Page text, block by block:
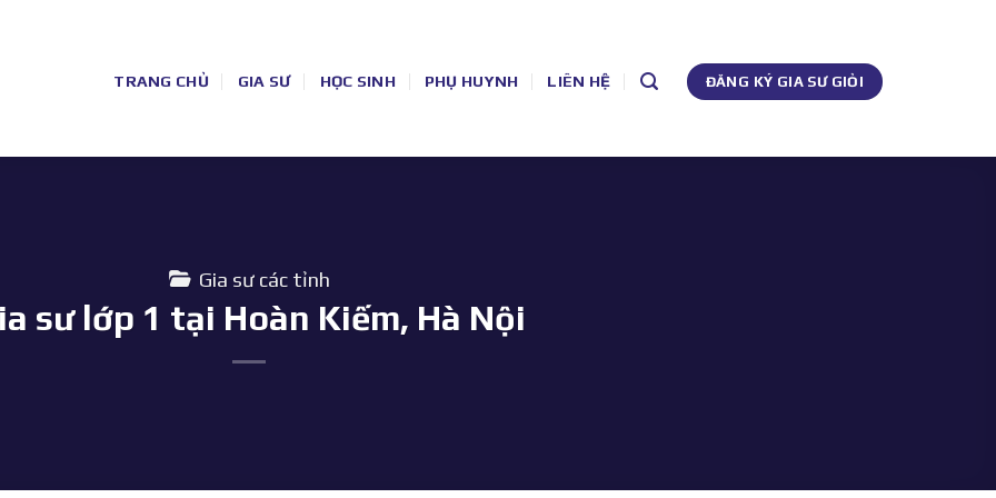
TRANG CHỦ GIA SƯ HỌC SINH PHỤ HUYNH LIÊN HỆ ĐĂNG KÝ GIA SƯ GIỎI
Gia sư các tỉnh
sư lớp 1 tại Hoàn Kiếm, Hà Nội